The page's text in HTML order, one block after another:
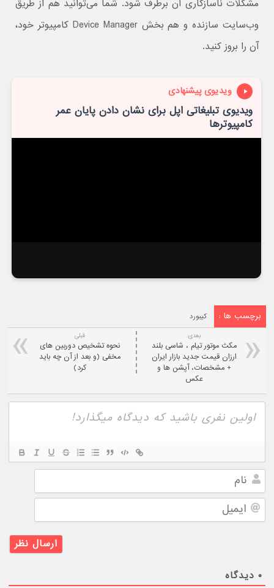
مشکلات ناسازگاری آن برطرف شود. شما می‌توانید هم از طریق
وب‌سایت سازنده و هم بخش Device Manager کامپیوتر خود،
آن را بروز کنید.
ویدیوی پیشنهادی
ویدیوی تبلیغاتی اپل برای نشان دادن پایان عمر
کامپیوترها
برچسب ها : کیبورد
قبلی
نحوه تشخیص دوربین های
مخفی (و بعد از آن چه باید
کرد)
بعدی:
مکث موتور تیام ، شاسی بلند
ارزان قیمت جدید بازار ایران
+ مشخصات، آپشن ها و
عکس
نام
ایمیل
۰ دیدگاه